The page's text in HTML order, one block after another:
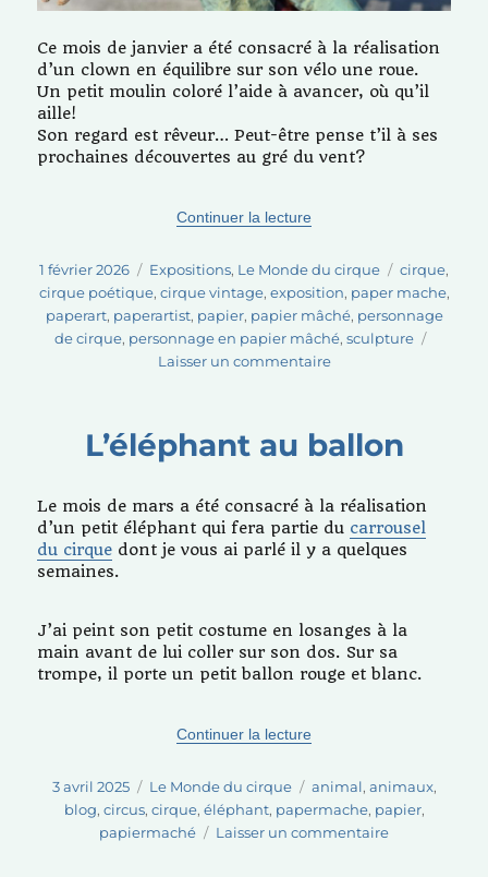
Ce mois de janvier a été consacré à la réalisation
d’un clown en équilibre sur son vélo une roue.
Un petit moulin coloré l’aide à avancer, où qu’il
aille!
Son regard est rêveur… Peut-être pense t’il à ses
prochaines découvertes au gré du vent?
Continuer la lecture
Publié
le
1 février 2026 Catégories
Expositions, Le Monde du cirque Étiquettes
cirque,
cirque poétique, cirque vintage, exposition, paper mache,
paperart, paperartist, papier, papier mâché, personnage
de cirque, personnage en papier mâché, sculpture
Laisser un commentairesur
équilibre
roue…
L’éléphant au ballon
Le mois de mars a été consacré à la réalisation
d’un petit éléphant qui fera partie du carrousel
du cirque dont je vous ai parlé il y a quelques
semaines.
J’ai peint son petit costume en losanges à la
main avant de lui coller sur son dos. Sur sa
trompe, il porte un petit ballon rouge et blanc.
Continuer la lecture
Publié
3 avril 2025 Catégories
Le Monde du cirque Étiquettes
animal, animaux,
blog, circus, cirque, éléphant, papermache, papier,
papiermaché
Laisser un commentairesur